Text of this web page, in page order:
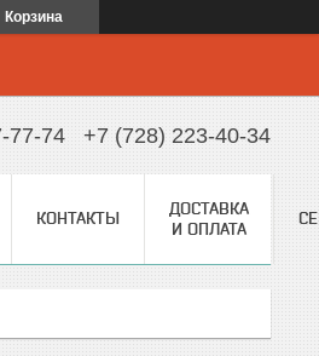
Корзина
77-74 +7 (728) 223-40-34
КОНТАКТЫ
ДОСТАВКА
И ОПЛАТА